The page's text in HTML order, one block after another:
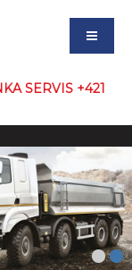
SERVIS +421